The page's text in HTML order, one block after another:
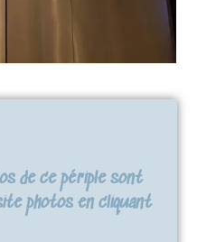
de ce périple sont
photos en cliquant